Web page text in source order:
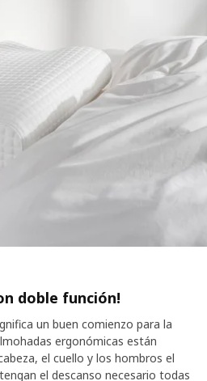
doble función!
un buen comienzo para la
ergonómicas están
el cuello y los hombros el
el descanso necesario todas